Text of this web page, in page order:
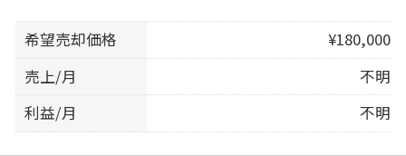
希望売却価格
¥180,000
売上/月
不明
利益/月
不明